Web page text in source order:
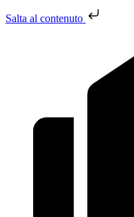
Salta al contenuto